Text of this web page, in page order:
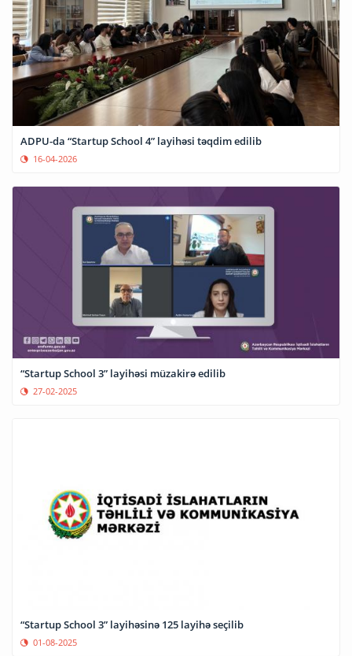
ADPU-da “Startup School 4” layihəsi təqdim edilib
16-04-2026
“Startup School 3” layihəsi müzakirə edilib
27-02-2025
“Startup School 3” layihəsinə 125 layihə seçilib
01-08-2025